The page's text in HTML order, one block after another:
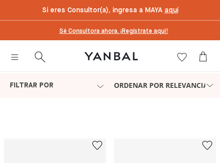
Si eres Consultor(a), ingresa a MAYA aquí
Sé Consultora ahora. ¡Regístrate aquí!
FILTRAR POR ORDENAR POR RELEVANCIA